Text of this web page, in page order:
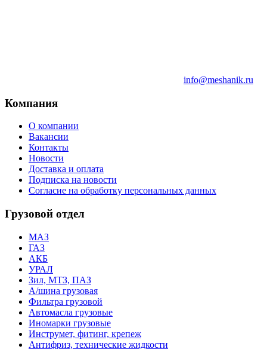
info@meshanik.ru
Компания
О компании
Вакансии
Контакты
Новости
Доставка и оплата
Подписка на новости
Согласие на обработку персональных данных
Грузовой отдел
МАЗ
ГАЗ
АКБ
УРАЛ
Зил, МТЗ, ПАЗ
А/шина грузовая
Фильтра грузовой
Автомасла грузовые
Иномарки грузовые
Инструмет, фитинг, крепеж
Антифриз, технические жидкости